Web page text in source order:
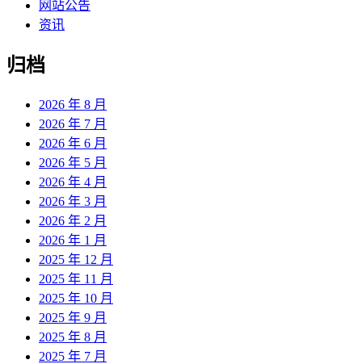
网站公告
资讯
归档
2026 年 8 月
2026 年 7 月
2026 年 6 月
2026 年 5 月
2026 年 4 月
2026 年 3 月
2026 年 2 月
2026 年 1 月
2025 年 12 月
2025 年 11 月
2025 年 10 月
2025 年 9 月
2025 年 8 月
2025 年 7 月